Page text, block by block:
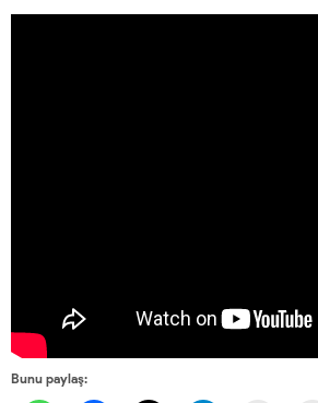
Bunu paylaş: